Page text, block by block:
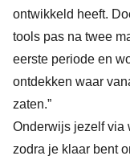
ontwikkeld heeft.
tools pas na twee
eerste periode en
ontdekken waar
zaten.”
Onderwijs jezelf via
zodra je klaar bent